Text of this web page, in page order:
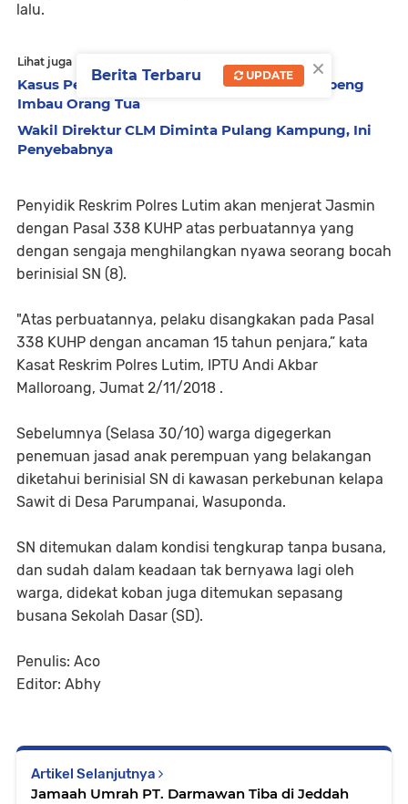
lalu.
Lihat juga
Kasus Pencabulan Meningkat, Kapolres Soppeng
Imbau Orang Tua
Wakil Direktur CLM Diminta Pulang Kampung, Ini
Penyebabnya
Penyidik Reskrim Polres Lutim akan menjerat Jasmin
dengan Pasal 338 KUHP atas perbuatannya yang
dengan sengaja menghilangkan nyawa seorang bocah
berinisial SN (8).
"Atas perbuatannya, pelaku disangkakan pada Pasal
338 KUHP dengan ancaman 15 tahun penjara,” kata
Kasat Reskrim Polres Lutim, IPTU Andi Akbar
Malloroang, Jumat 2/11/2018 .
Sebelumnya (Selasa 30/10) warga digegerkan
penemuan jasad anak perempuan yang belakangan
diketahui berinisial SN di kawasan perkebunan kelapa
Sawit di Desa Parumpanai, Wasuponda.
SN ditemukan dalam kondisi tengkurap tanpa busana,
dan sudah dalam keadaan tak bernyawa lagi oleh
warga, didekat koban juga ditemukan sepasang
busana Sekolah Dasar (SD).
Penulis: Aco
Editor: Abhy
Artikel Selanjutnya
Jamaah Umrah PT. Darmawan Tiba di Jeddah
×
Berita Terbaru UPDATE